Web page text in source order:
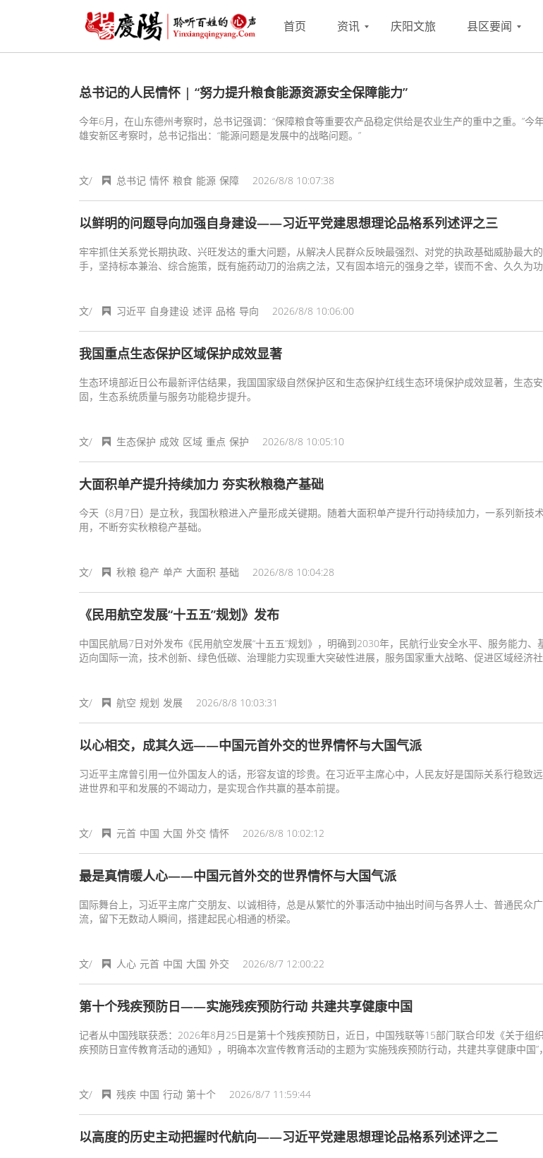
首页 资讯 庆阳文旅 县区要闻
总书记的人民情怀 | “努力提升粮食能源资源安全保障能力”
今年6月，在山东德州考察时，总书记强调：“保障粮食等重要农产品稳定供给是农业生产的重中之重。”今
雄安新区考察时，总书记指出：“能源问题是发展中的战略问题。”
文/ 2026/8/8 10:07:38
总书记 情怀 粮食 能源 保障
以鲜明的问题导向加强自身建设——习近平党建思想理论品格系列述评之三
牢牢抓住关系党长期执政、兴旺发达的重大问题，从解决人民群众反映最强烈、对党的执政基础威胁最大
手，坚持标本兼治、综合施策，既有施药动刀的治病之法，又有固本培元的强身之举，锲而不舍、久久为
文/ 2026/8/8 10:06:00
习近平 自身建设 述评 品格 导向
我国重点生态保护区域保护成效显著
生态环境部近日公布最新评估结果，我国国家级自然保护区和生态保护红线生态环境保护成效显著，生态
固，生态系统质量与服务功能稳步提升。
文/ 2026/8/8 10:05:10
生态保护 成效 区域 重点 保护
大面积单产提升持续加力 夯实秋粮稳产基础
今天（8月7日）是立秋，我国秋粮进入产量形成关键期。随着大面积单产提升行动持续加力，一系列新技
用，不断夯实秋粮稳产基础。
文/ 2026/8/8 10:04:28
秋粮 稳产 单产 大面积 基础
《民用航空发展“十五五”规划》发布
中国民航局7日对外发布《民用航空发展“十五五”规划》，明确到2030年，民航行业安全水平、服务能力、
迈向国际一流，技术创新、绿色低碳、治理能力实现重大突破性进展，服务国家重大战略、促进区域经济
文/ 2026/8/8 10:03:31
航空 规划 发展
以心相交，成其久远——中国元首外交的世界情怀与大国气派
习近平主席曾引用一位外国友人的话，形容友谊的珍贵。在习近平主席心中，人民友好是国际关系行稳致
进世界和平和发展的不竭动力，是实现合作共赢的基本前提。
文/ 2026/8/8 10:02:12
元首 中国 大国 外交 情怀
最是真情暖人心——中国元首外交的世界情怀与大国气派
国际舞台上，习近平主席广交朋友、以诚相待，总是从繁忙的外事活动中抽出时间与各界人士、普通民众
流，留下无数动人瞬间，搭建起民心相通的桥梁。
文/ 2026/8/7 12:00:22
人心 元首 中国 大国 外交
第十个残疾预防日——实施残疾预防行动 共建共享健康中国
记者从中国残联获悉：2026年8月25日是第十个残疾预防日，近日，中国残联等15部门联合印发《关于组
疾预防日宣传教育活动的通知》，明确本次宣传教育活动的主题为“实施残疾预防行动，共建共享健康中国”
文/ 2026/8/7 11:59:44
残疾 中国 行动 第十个
以高度的历史主动把握时代航向——习近平党建思想理论品格系列述评之二